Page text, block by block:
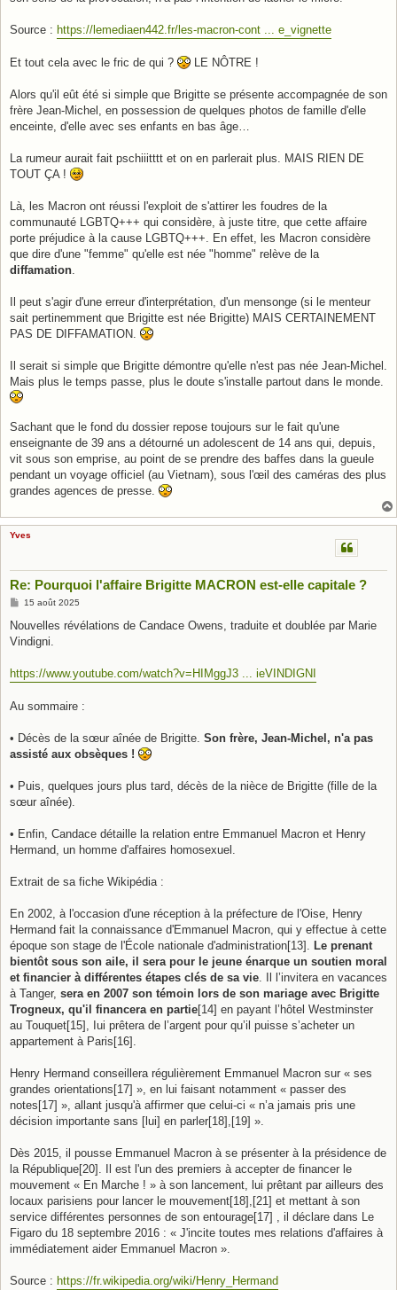
Source : https://lemediaen442.fr/les-macron-cont ... e_vignette
Et tout cela avec le fric de qui ? LE NÔTRE !
Alors qu'il eût été si simple que Brigitte se présente accompagnée de son
frère Jean-Michel, en possession de quelques photos de famille d'elle
enceinte, d'elle avec ses enfants en bas âge…
La rumeur aurait fait pschiiitttt et on en parlerait plus. MAIS RIEN DE
TOUT ÇA !
Là, les Macron ont réussi l'exploit de s'attirer les foudres de la
communauté LGBTQ+++ qui considère, à juste titre, que cette affaire
porte préjudice à la cause LGBTQ+++. En effet, les Macron considère
que dire d'une "femme" qu'elle est née "homme" relève de la
diffamation.
Il peut s'agir d'une erreur d'interprétation, d'un mensonge (si le menteur
sait pertinemment que Brigitte est née Brigitte) MAIS CERTAINEMENT
PAS DE DIFFAMATION.
Il serait si simple que Brigitte démontre qu'elle n'est pas née Jean-Michel.
Mais plus le temps passe, plus le doute s'installe partout dans le monde.
Sachant que le fond du dossier repose toujours sur le fait qu'une
enseignante de 39 ans a détourné un adolescent de 14 ans qui, depuis,
vit sous son emprise, au point de se prendre des baffes dans la gueule
pendant un voyage officiel (au Vietnam), sous l'œil des caméras des plus
grandes agences de presse.
Yves
Re: Pourquoi l'affaire Brigitte MACRON est-elle capitale ?
M
s
a
15 août 2025
Nouvelles révélations de Candace Owens, traduite et doublée par Marie
Vindigni.
https://www.youtube.com/watch?v=HIMggJ3 ... ieVINDIGNI
Au sommaire :
• Décès de la sœur aînée de Brigitte. Son frère, Jean-Michel, n'a pas
assisté aux obsèques !
• Puis, quelques jours plus tard, décès de la nièce de Brigitte (fille de la
sœur aînée).
• Enfin, Candace détaille la relation entre Emmanuel Macron et Henry
Hermand, un homme d'affaires homosexuel.
Extrait de sa fiche Wikipédia :
En 2002, à l'occasion d'une réception à la préfecture de l'Oise, Henry
Hermand fait la connaissance d'Emmanuel Macron, qui y effectue à cette
époque son stage de l'École nationale d'administration[13]. Le prenant
bientôt sous son aile, il sera pour le jeune énarque un soutien moral
et financier à différentes étapes clés de sa vie . Il l’invitera en vacances
à Tanger, sera en 2007 son témoin lors de son mariage avec Brigitte
Trogneux, qu'il financera en partie[14] en payant l’hôtel Westminster
au Touquet[15], Iui prêtera de l’argent pour qu’il puisse s’acheter un
appartement à Paris[16].
Henry Hermand conseillera régulièrement Emmanuel Macron sur « ses
grandes orientations[17] », en lui faisant notamment « passer des
notes[17] », allant jusqu'à affirmer que celui-ci « n’a jamais pris une
décision importante sans [lui] en parler[18],[19] ».
Dès 2015, il pousse Emmanuel Macron à se présenter à la présidence de
la République[20]. Il est l'un des premiers à accepter de financer le
mouvement « En Marche ! » à son lancement, lui prêtant par ailleurs des
locaux parisiens pour lancer le mouvement[18],[21] et mettant à son
service différentes personnes de son entourage[17] , il déclare dans Le
Figaro du 18 septembre 2016 : « J'incite toutes mes relations d'affaires à
immédiatement aider Emmanuel Macron ».
Source : https://fr.wikipedia.org/wiki/Henry_Hermand